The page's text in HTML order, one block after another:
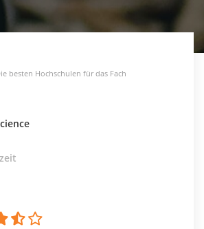
besten Hochschulen für das Fach